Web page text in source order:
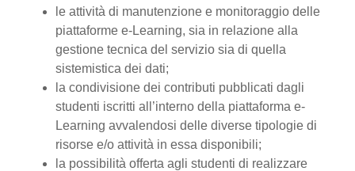
le attività di manutenzione e monitoraggio delle
piattaforme e-Learning, sia in relazione alla
gestione tecnica del servizio sia di quella
sistemistica dei dati;
la condivisione dei contributi pubblicati dagli
studenti iscritti all’interno della piattaforma e-
Learning avvalendosi delle diverse tipologie di
risorse e/o attività in essa disponibili;
la possibilità offerta agli studenti di realizzare